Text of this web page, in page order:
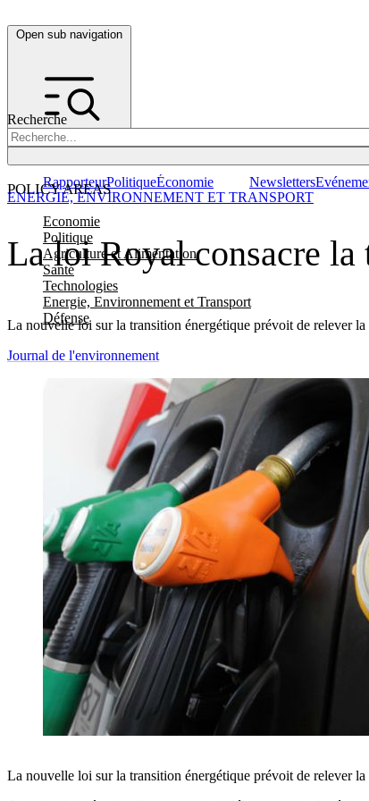
Open sub navigation
Recherche
POLICY AREAS
Economie
Politique
Agriculture et Alimentation
Santé
Technologies
Energie, Environnement et Transport
Défense
RapporteurPolitiqueÉconomie Newsletters
La loi Royal consacre la
La nouvelle loi sur la transition énergétique prévoit de relever
ENERGIE, ENVIRONNEMENT ET TRANSPORT
Journal de l'environnement
La nouvelle loi sur la transition énergétique prévoit de relever